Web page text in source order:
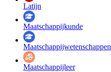
Latijn
Maatschappij­kunde
Maatschappij­wetenschappen
Maatschappijleer